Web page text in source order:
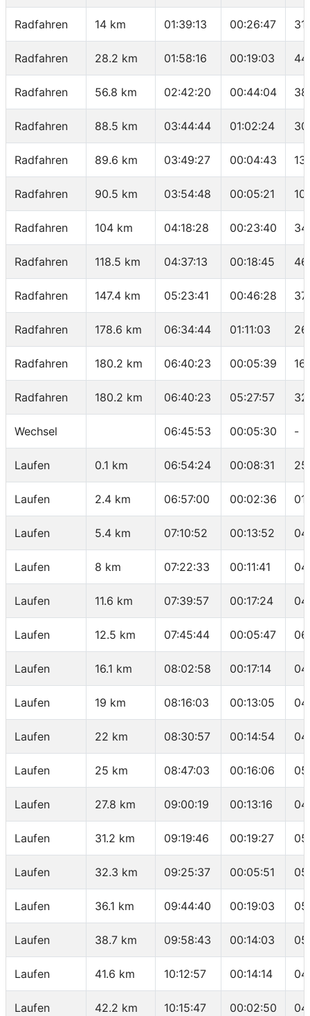
Radfahren 14 km 01:39:13 00:26:47
Radfahren 28.2 km 01:58:16 00:19:03
Radfahren 56.8 km 02:42:20 00:44:04
Radfahren 88.5 km 03:44:44 01:02:24
Radfahren 89.6 km 03:49:27 00:04:43
Radfahren 90.5 km 03:54:48 00:05:21
Radfahren 104 km 04:18:28 00:23:40
Radfahren 118.5 km 04:37:13 00:18:45
Radfahren 147.4 km 05:23:41 00:46:28
Radfahren 178.6 km 06:34:44 01:11:03
Radfahren 180.2 km 06:40:23 00:05:39
Radfahren 180.2 km 06:40:23 05:27:57
Wechsel 06:45:53 00:05:30 -
Laufen 0.1 km 06:54:24 00:08:31
Laufen 2.4 km 06:57:00 00:02:36
Laufen 5.4 km 07:10:52 00:13:52
Laufen 8 km 07:22:33 00:11:41
Laufen 11.6 km 07:39:57 00:17:24
Laufen 12.5 km 07:45:44 00:05:47
Laufen 16.1 km 08:02:58 00:17:14
Laufen 19 km 08:16:03 00:13:05
Laufen 22 km 08:30:57 00:14:54
Laufen 25 km 08:47:03 00:16:06
Laufen 27.8 km 09:00:19 00:13:16
Laufen 31.2 km 09:19:46 00:19:27
Laufen 32.3 km 09:25:37 00:05:51
Laufen 36.1 km 09:44:40 00:19:03
Laufen 38.7 km 09:58:43 00:14:03
Laufen 41.6 km 10:12:57 00:14:14
Laufen 42.2 km 10:15:47 00:02:50